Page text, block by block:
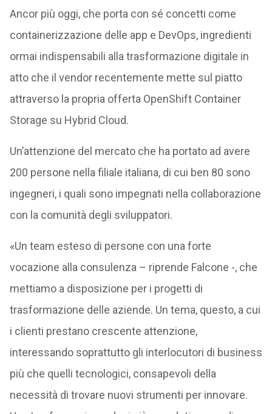
Ancor più oggi, che porta con sé concetti come
containerizzazione delle app e DevOps, ingredienti
ormai indispensabili alla trasformazione digitale in
atto che il vendor recentemente mette sul piatto
attraverso la propria offerta OpenShift Container
Storage su Hybrid Cloud.
Un’attenzione del mercato che ha portato ad avere
200 persone nella filiale italiana, di cui ben 80 sono
ingegneri, i quali sono impegnati nella collaborazione
con la comunità degli sviluppatori.
«Un team esteso di persone con una forte
vocazione alla consulenza – riprende Falcone -, che
mettiamo a disposizione per i progetti di
trasformazione delle aziende. Un tema, questo, a cui
i clienti prestano crescente attenzione,
interessando soprattutto gli interlocutori di business
più che quelli tecnologici, consapevoli della
necessità di trovare nuovi strumenti per innovare.